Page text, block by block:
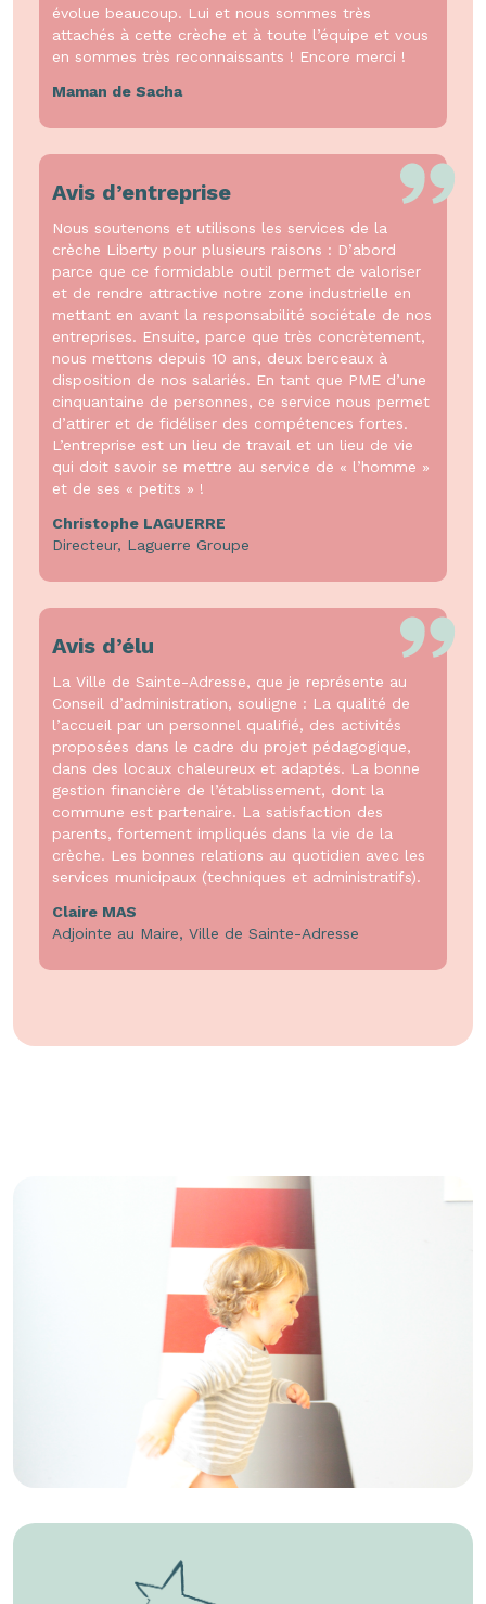
évolue beaucoup. Lui et nous sommes très
attachés à cette crèche et à toute l’équipe et vous
en sommes très reconnaissants ! Encore merci !
Maman de Sacha
Avis d’entreprise
Nous soutenons et utilisons les services de la
crèche Liberty pour plusieurs raisons : D’abord
parce que ce formidable outil permet de valoriser
et de rendre attractive notre zone industrielle en
mettant en avant la responsabilité sociétale de nos
entreprises. Ensuite, parce que très concrètement,
nous mettons depuis 10 ans, deux berceaux à
disposition de nos salariés. En tant que PME d’une
cinquantaine de personnes, ce service nous permet
d’attirer et de fidéliser des compétences fortes.
L’entreprise est un lieu de travail et un lieu de vie
qui doit savoir se mettre au service de « l’homme »
et de ses « petits » !
Christophe LAGUERRE
Directeur, Laguerre Groupe
Avis d’élu
La Ville de Sainte-Adresse, que je représente au
Conseil d’administration, souligne : La qualité de
l’accueil par un personnel qualifié, des activités
proposées dans le cadre du projet pédagogique,
dans des locaux chaleureux et adaptés. La bonne
gestion financière de l’établissement, dont la
commune est partenaire. La satisfaction des
parents, fortement impliqués dans la vie de la
crèche. Les bonnes relations au quotidien avec les
services municipaux (techniques et administratifs).
Claire MAS
Adjointe au Maire, Ville de Sainte-Adresse